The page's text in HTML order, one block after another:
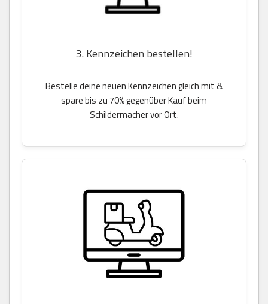
3. Kennzeichen bestellen!
Bestelle deine neuen Kennzeichen gleich mit &
spare bis zu 70% gegenüber Kauf beim
Schildermacher vor Ort.